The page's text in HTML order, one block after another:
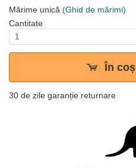
Mărime unică (Ghid de mărimi)
Cantitate
În coș
30 de zile garanție returnare